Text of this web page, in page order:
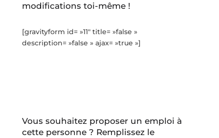
modifications toi-même !
[gravityform id= »11″ title= »false »
description= »false » ajax= »true »]
Vous souhaitez proposer un emploi à
cette personne ? Remplissez le